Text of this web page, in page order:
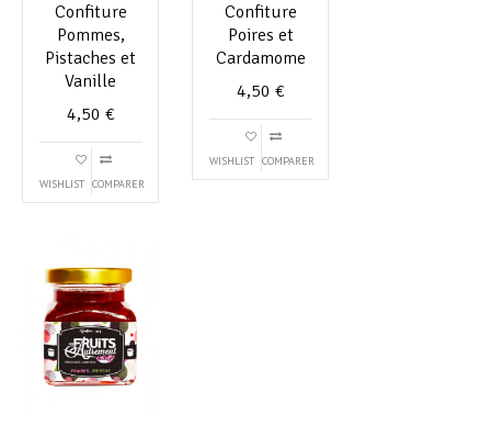
Confiture
Pommes,
Pistaches et
Vanille
4,50 €
WISHLIST COMPARER
Confiture
Poires et
Cardamome
4,50 €
WISHLIST COMPARER